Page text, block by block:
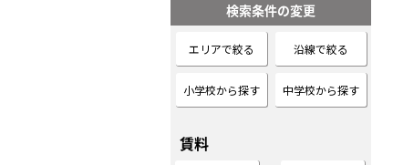
検索条件の変更
エリアで絞る 沿線で絞る
小学校から探す 中学校から探す
賃料